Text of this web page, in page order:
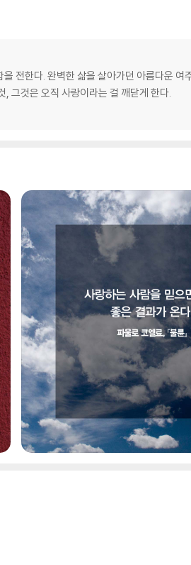
전한다. 완벽한 삶을 살아가던 아름다운
그것은 오직 사랑이라는 걸 깨닫게 한다.